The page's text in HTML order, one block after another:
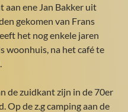
ene Jan Bakker uit
gekomen van Frans
het nog enkele jaren
woonhuis, na het café te
de zuidkant zijn in de 70er
Op de z.g camping aan de